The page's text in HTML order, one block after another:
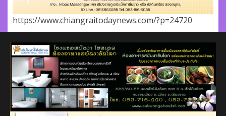
https://www.chiangraitodaynews.com/?p=24720